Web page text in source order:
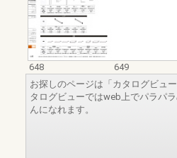
648
649
お探しのページは「カタログビュ
タログビューではweb上でパラパ
んになれます。